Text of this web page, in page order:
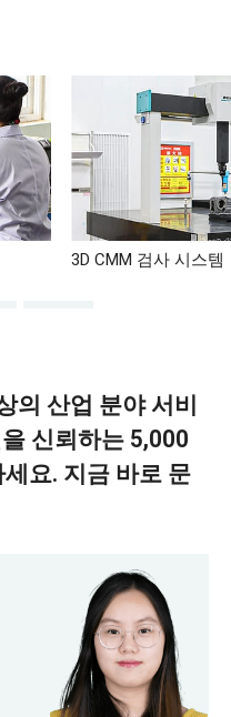
3D CMM 검사 시스템
의 산업 분야 서비
신뢰하는 5,000
요. 지금 바로 문